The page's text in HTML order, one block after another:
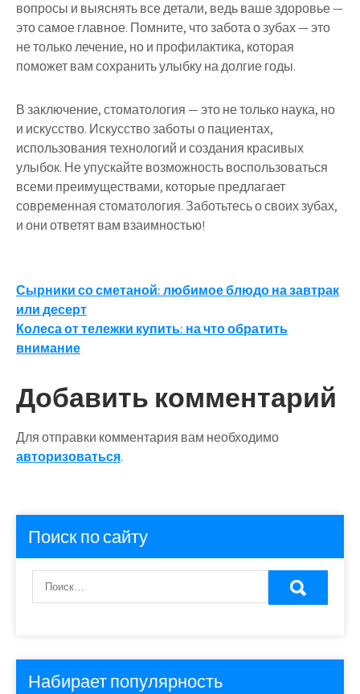
вопросы и выяснять все детали, ведь ваше здоровье —
это самое главное. Помните, что забота о зубах — это
не только лечение, но и профилактика, которая
поможет вам сохранить улыбку на долгие годы.
В заключение, стоматология — это не только наука, но
и искусство. Искусство заботы о пациентах,
использования технологий и создания красивых
улыбок. Не упускайте возможность воспользоваться
всеми преимуществами, которые предлагает
современная стоматология. Заботьтесь о своих зубах,
и они ответят вам взаимностью!
Навигация
по
записям
Сырники со сметаной: любимое блюдо на завтрак
или десерт
Колеса от тележки купить: на что обратить
внимание
Добавить комментарий
Для отправки комментария вам необходимо
авторизоваться.
Поиск по сайту
Набирает популярность